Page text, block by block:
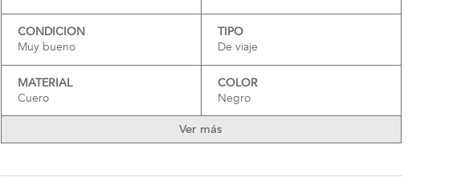
CONDICION
Muy bueno
TIPO
De viaje
MATERIAL
Cuero
COLOR
Negro
Ver más